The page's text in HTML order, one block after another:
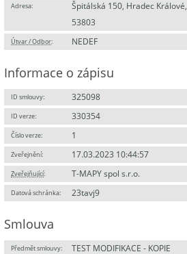
Adresa:
Špitálská 150, Hradec Králové,
53803
Útvar / Odbor: NEDEF
Informace o zápisu
ID smlouvy: 325098
ID verze: 330354
Číslo verze: 1
Zveřejnění: 17.03.2023 10:44:57
Zveřejňující: T-MAPY spol s.r.o.
Datová schránka: 23tavj9
Smlouva
Předmět smlouvy:
TEST MODIFIKACE - KOPIE